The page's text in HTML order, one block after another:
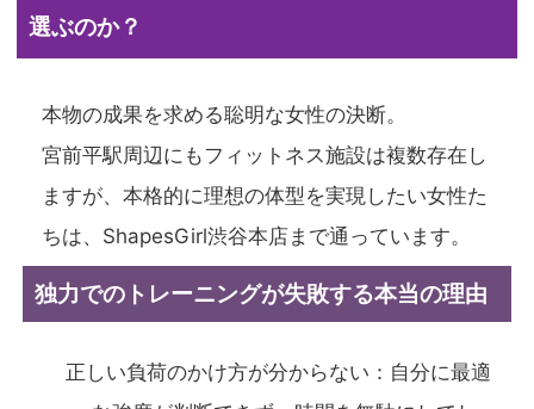
選ぶのか？
本物の成果を求める聡明な女性の決断。
宮前平駅周辺にもフィットネス施設は複数存在し
ますが、本格的に理想の体型を実現したい女性た
ちは、ShapesGirl渋谷本店まで通っています。
独力でのトレーニングが失敗する本当の理由
正しい負荷のかけ方が分からない：自分に最適